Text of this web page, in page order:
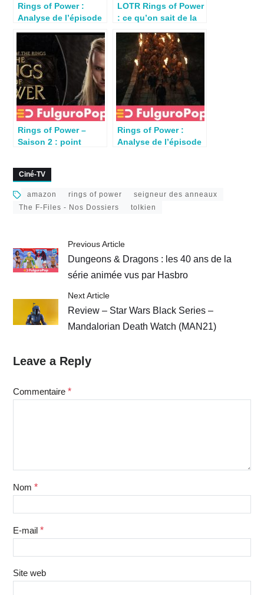
Rings of Power :
Analyse de l’épisode
LOTR Rings of Power
: ce qu’on sait de la
Rings of Power –
Saison 2 : point
Rings of Power :
Analyse de l’épisode
Ciné-TV
amazon rings of power
seigneur des anneaux
The F-Files - Nos Dossiers
tolkien
Previous Article
Dungeons & Dragons : les 40 ans de la
série animée vus par Hasbro
Next Article
Review – Star Wars Black Series –
Mandalorian Death Watch (MAN21)
Leave a Reply
Commentaire *
Nom *
E-mail *
Site web